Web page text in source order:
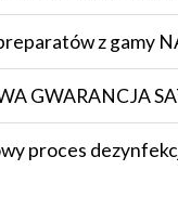
z gamy
GWARANCJA
proces